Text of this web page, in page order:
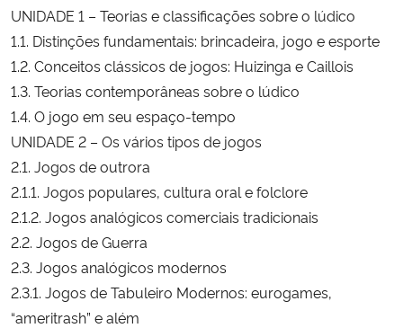
UNIDADE 1 – Teorias e classificações sobre o lúdico
1.1. Distinções fundamentais: brincadeira, jogo e esporte
1.2. Conceitos clássicos de jogos: Huizinga e Caillois
1.3. Teorias contemporâneas sobre o lúdico
1.4. O jogo em seu espaço-tempo
UNIDADE 2 – Os vários tipos de jogos
2.1. Jogos de outrora
2.1.1. Jogos populares, cultura oral e folclore
2.1.2. Jogos analógicos comerciais tradicionais
2.2. Jogos de Guerra
2.3. Jogos analógicos modernos
2.3.1. Jogos de Tabuleiro Modernos: eurogames,
“ameritrash” e além